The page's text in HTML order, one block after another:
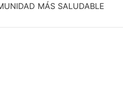
MÁS SALUDABLE